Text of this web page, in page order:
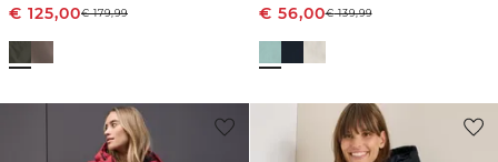
€ 125,00€179,99
€ 56,00€139,99